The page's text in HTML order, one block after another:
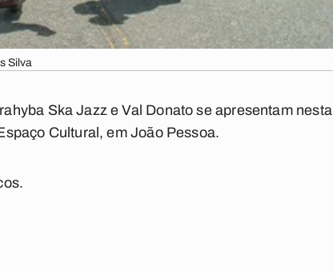
Silva
Ska Jazz e Val Donato se apresentam nesta
Cultural, em João Pessoa.